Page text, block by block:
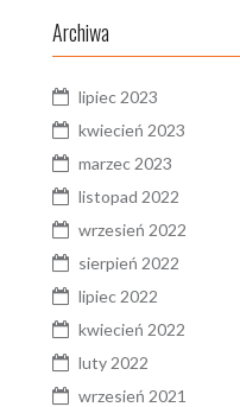
Archiwa
lipiec 2023
kwiecień 2023
marzec 2023
listopad 2022
wrzesień 2022
sierpień 2022
lipiec 2022
kwiecień 2022
luty 2022
wrzesień 2021